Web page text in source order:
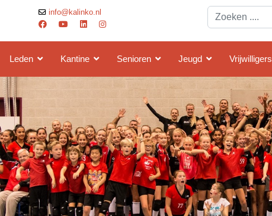
info@kalinko.nl
Search
Leden Kantine Senioren Jeugd Vrijwilligers